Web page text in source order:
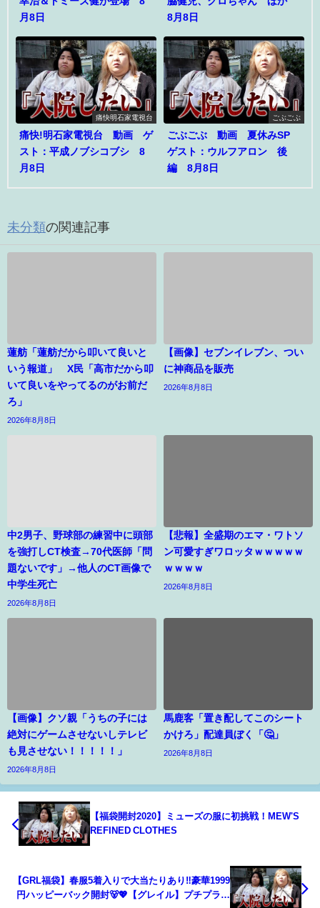
月8日
8月8日
痛快明石家電視台
痛快!明石家電視台 動画 ゲ
スト：平成ノブシコブシ 8
月8日
ごぶごぶ
ごぶごぶ 動画 夏休みSP
ゲスト：ウルフアロン 後
編 8月8日
未分類の関連記事
蓮舫「蓮舫だから叩いて良いと
いう報道」 X民「高市だから叩
いて良いをやってるのがお前だ
ろ」
2026年8月8日
【画像】セブンイレブン、つい
に神商品を販売
2026年8月8日
中2男子、野球部の練習中に頭部
を強打しCT検査→70代医師「問
題ないです」→他人のCT画像で
中学生死亡
2026年8月8日
【悲報】全盛期のエマ・ワトソ
ン可愛すぎワロッタｗｗｗｗｗ
ｗｗｗｗ
2026年8月8日
【画像】クソ親「うちの子には
絶対にゲームさせないしテレビ
も見させない！！！！！」
2026年8月8日
馬鹿客「置き配してこのシート
かけろ」配達員ぼく「🤔」
2026年8月8日
【福袋開封2020】ミューズの服に初挑戦！MEW'S
REFINED CLOTHES
【GRL福袋】春服5着入りで大当たりあり‼️豪華1999
円ハッピーバック開封🐻💖【グレイル】プチプラ最